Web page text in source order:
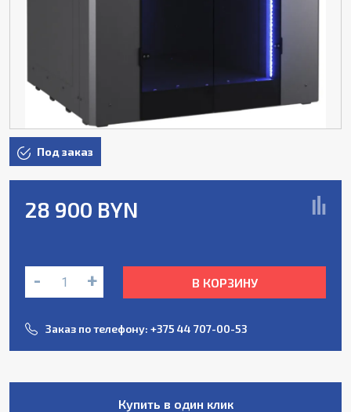
Под заказ
28 900 BYN
- + В КОРЗИНУ
Заказ по телефону: +375 44 707-00-53
Купить в один клик